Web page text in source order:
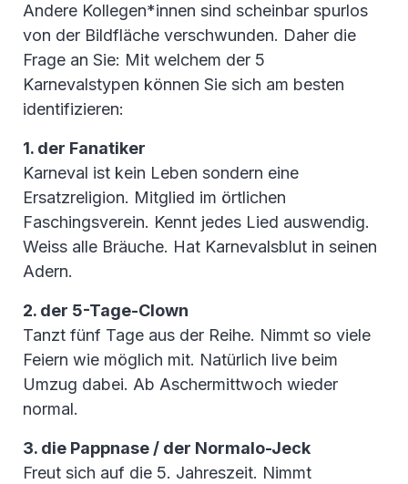
Andere Kollegen*innen sind scheinbar spurlos
von der Bildfläche verschwunden. Daher die
Frage an Sie: Mit welchem der 5
Karnevalstypen können Sie sich am besten
identifizieren:
1. der Fanatiker
Karneval ist kein Leben sondern eine
Ersatzreligion. Mitglied im örtlichen
Faschingsverein. Kennt jedes Lied auswendig.
Weiss alle Bräuche. Hat Karnevalsblut in seinen
Adern.
2. der 5-Tage-Clown
Tanzt fünf Tage aus der Reihe. Nimmt so viele
Feiern wie möglich mit. Natürlich live beim
Umzug dabei. Ab Aschermittwoch wieder
normal.
3. die Pappnase / der Normalo-Jeck
Freut sich auf die 5. Jahreszeit. Nimmt